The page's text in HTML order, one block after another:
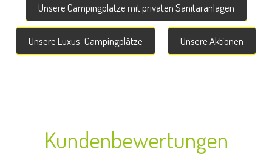
Unsere Campingplätze mit privaten Sanitäranlagen
Unsere Luxus-Campingplätze Unsere Aktionen
Kundenbewertungen